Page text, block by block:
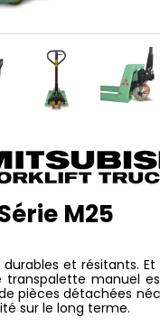
M25
durables et résitants.
transpalette manuel
pièces détachées
sur le long terme.